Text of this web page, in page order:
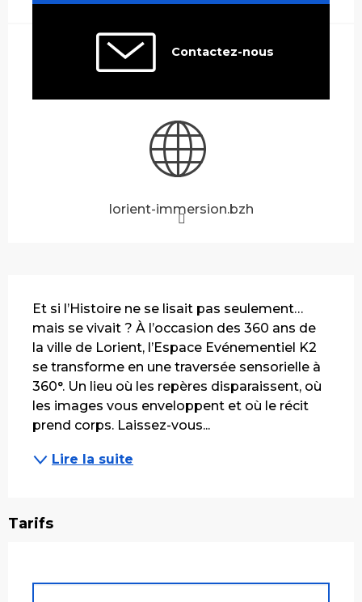
Contactez-nous
lorient-immersion.bzh
Et si l’Histoire ne se lisait pas seulement…
mais se vivait ? À l’occasion des 360 ans de
la ville de Lorient, l’Espace Evénementiel K2
se transforme en une traversée sensorielle à
360°. Un lieu où les repères disparaissent, où
les images vous enveloppent et où le récit
prend corps. Laissez-vous...
Lire la suite
Tarifs